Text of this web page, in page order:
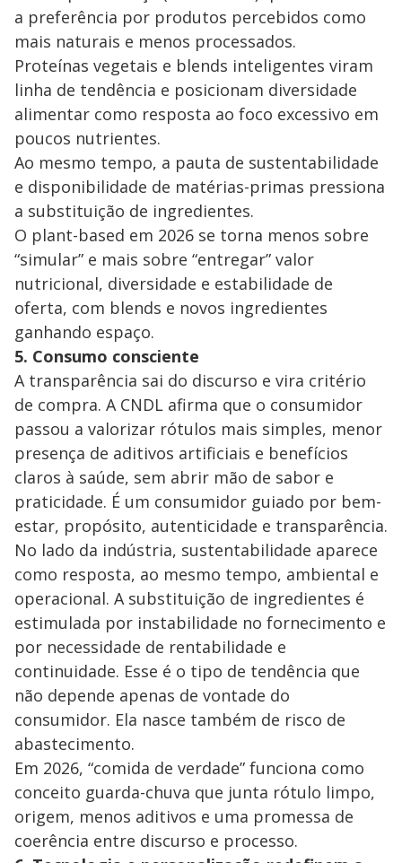
a preferência por produtos percebidos como
mais naturais e menos processados.
Proteínas vegetais e blends inteligentes viram
linha de tendência e posicionam diversidade
alimentar como resposta ao foco excessivo em
poucos nutrientes.
Ao mesmo tempo, a pauta de sustentabilidade
e disponibilidade de matérias-primas pressiona
a substituição de ingredientes.
O plant-based em 2026 se torna menos sobre
“simular” e mais sobre “entregar” valor
nutricional, diversidade e estabilidade de
oferta, com blends e novos ingredientes
ganhando espaço.
5. Consumo consciente
A transparência sai do discurso e vira critério
de compra. A CNDL afirma que o consumidor
passou a valorizar rótulos mais simples, menor
presença de aditivos artificiais e benefícios
claros à saúde, sem abrir mão de sabor e
praticidade. É um consumidor guiado por bem-
estar, propósito, autenticidade e transparência.
No lado da indústria, sustentabilidade aparece
como resposta, ao mesmo tempo, ambiental e
operacional. A substituição de ingredientes é
estimulada por instabilidade no fornecimento e
por necessidade de rentabilidade e
continuidade. Esse é o tipo de tendência que
não depende apenas de vontade do
consumidor. Ela nasce também de risco de
abastecimento.
Em 2026, “comida de verdade” funciona como
conceito guarda-chuva que junta rótulo limpo,
origem, menos aditivos e uma promessa de
coerência entre discurso e processo.